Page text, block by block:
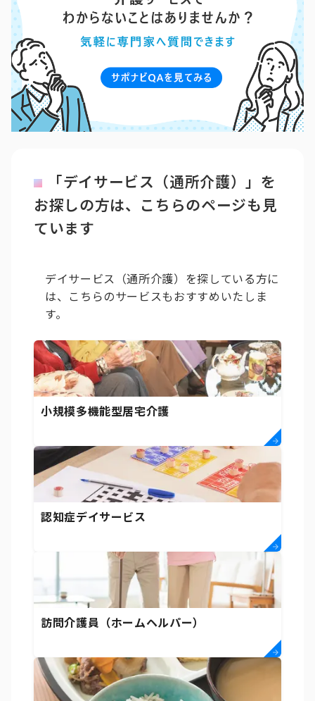
「デイサービス（通所介護）」を
お探しの方は、こちらのページも見
ています
デイサービス（通所介護）を探している方に
は、こちらのサービスもおすすめいたしま
す。
小規模多機能型居宅介護
認知症デイサービス
訪問介護員（ホームヘルパー）